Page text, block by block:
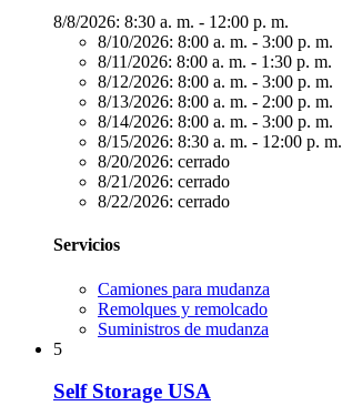
8/8/2026: 8:30 a. m. - 12:00 p. m.
8/10/2026: 8:00 a. m. - 3:00 p. m.
8/11/2026: 8:00 a. m. - 1:30 p. m.
8/12/2026: 8:00 a. m. - 3:00 p. m.
8/13/2026: 8:00 a. m. - 2:00 p. m.
8/14/2026: 8:00 a. m. - 3:00 p. m.
8/15/2026: 8:30 a. m. - 12:00 p. m.
8/20/2026: cerrado
8/21/2026: cerrado
8/22/2026: cerrado
Servicios
Camiones para mudanza
Remolques y remolcado
Suministros de mudanza
5
Self Storage USA